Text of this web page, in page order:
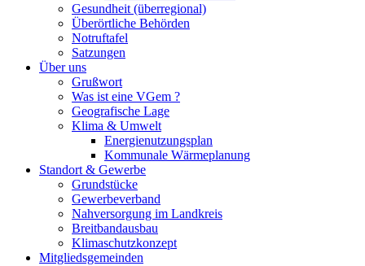
Gesundheit (überregional)
Überörtliche Behörden
Notruftafel
Satzungen
Über uns
Grußwort
Was ist eine VGem ?
Geografische Lage
Klima & Umwelt
Energienutzungsplan
Kommunale Wärmeplanung
Standort & Gewerbe
Grundstücke
Gewerbeverband
Nahversorgung im Landkreis
Breitbandausbau
Klimaschutzkonzept
Mitgliedsgemeinden